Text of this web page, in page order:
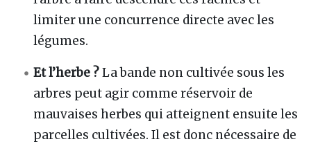
limiter une concurrence directe avec les
légumes.
Et l’herbe ?La bande non cultivée sous les
arbres peut agir comme réservoir de
mauvaises herbes qui atteignent ensuite les
parcelles cultivées. Il est donc nécessaire de